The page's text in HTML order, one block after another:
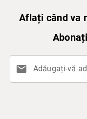
Aflați când va
mail Adăugați-vă